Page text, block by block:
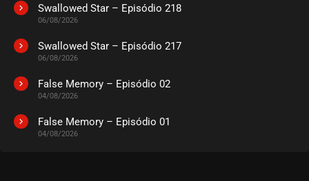
Swallowed Star – Episódio 218
06/08/2026
Swallowed Star – Episódio 217
06/08/2026
False Memory – Episódio 02
04/08/2026
False Memory – Episódio 01
04/08/2026